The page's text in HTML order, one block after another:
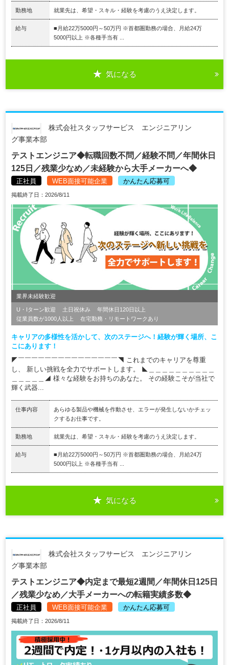
勤務地 就業先は、希望・スキル・経験を考慮のうえ決定します。
給与
■月給22万5000円～50万円 ※首都圏勤務の場合、月給24万
5000円以上 ※各種手当有 ...
気になる
株式会社スタッフサービス エンジニアリン
グ事業本部
テストエンジニア◆転職回数不問／経験不問／年間休日
125日／残業少なめ／未経験から大手メーカーへ◆
正社員 WEB面接可能企業 かんたん応募可
掲載終了日：2026/8/11
業界未経験歓迎
U・Iターン歓迎 土日祝休み
年間休日120日以上
従業員数が1000人以上
在宅勤務・リモートワークあり
キャリアの多様性を活かして、次のステージへ！経験が輝く場所、こ
こにあります！
◤￣￣￣￣￣￣￣￣￣￣￣￣￣￣￣◥ これまでのキャリアを尊重
し、 新しい挑戦を全力でサポートします。 ◣＿＿＿＿＿＿＿＿＿＿
＿＿＿＿＿◢ 様々な経験をお持ちのあなた。 その経験こそが当社で
輝く武器...
仕事内容
あらゆる製品や機械を作動させ、エラーが発生しないかチェッ
クするお仕事です。
勤務地 就業先は、希望・スキル・経験を考慮のうえ決定します。
給与
■月給22万5000円～50万円 ※首都圏勤務の場合、月給24万
5000円以上 ※各種手当有 ...
気になる
株式会社スタッフサービス エンジニアリン
グ事業本部
テストエンジニア◆内定まで最短2週間／年間休日125日
／残業少なめ／大手メーカーへの転籍実績多数◆
正社員 WEB面接可能企業 かんたん応募可
掲載終了日：2026/8/11